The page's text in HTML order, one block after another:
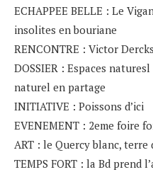
ECHAPPEE BELLE : Le
insolites en bouriane
RENCONTRE : Victor
DOSSIER : Espaces
naturel en partage
INITIATIVE : Poissons d’ici
EVENEMENT : 2eme foire
ART : le Quercy blanc,
TEMPS FORT : la Bd prend